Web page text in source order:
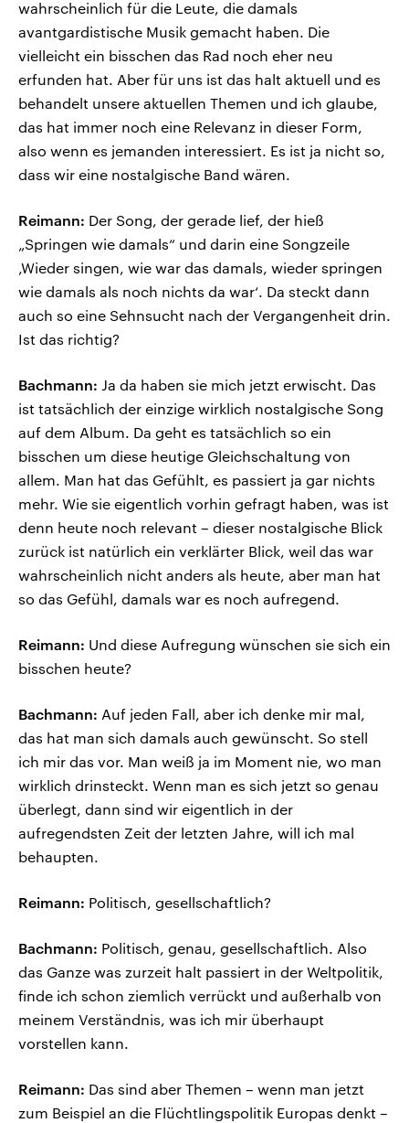
wahrscheinlich für die Leute, die damals
avantgardistische Musik gemacht haben. Die
vielleicht ein bisschen das Rad noch eher neu
erfunden hat. Aber für uns ist das halt aktuell und es
behandelt unsere aktuellen Themen und ich glaube,
das hat immer noch eine Relevanz in dieser Form,
also wenn es jemanden interessiert. Es ist ja nicht so,
dass wir eine nostalgische Band wären.
Reimann: Der Song, der gerade lief, der hieß
„Springen wie damals“ und darin eine Songzeile
‚Wieder singen, wie war das damals, wieder springen
wie damals als noch nichts da war‘. Da steckt dann
auch so eine Sehnsucht nach der Vergangenheit drin.
Ist das richtig?
Bachmann: Ja da haben sie mich jetzt erwischt. Das
ist tatsächlich der einzige wirklich nostalgische Song
auf dem Album. Da geht es tatsächlich so ein
bisschen um diese heutige Gleichschaltung von
allem. Man hat das Gefühlt, es passiert ja gar nichts
mehr. Wie sie eigentlich vorhin gefragt haben, was ist
denn heute noch relevant – dieser nostalgische Blick
zurück ist natürlich ein verklärter Blick, weil das war
wahrscheinlich nicht anders als heute, aber man hat
so das Gefühl, damals war es noch aufregend.
Reimann: Und diese Aufregung wünschen sie sich ein
bisschen heute?
Bachmann: Auf jeden Fall, aber ich denke mir mal,
das hat man sich damals auch gewünscht. So stell
ich mir das vor. Man weiß ja im Moment nie, wo man
wirklich drinsteckt. Wenn man es sich jetzt so genau
überlegt, dann sind wir eigentlich in der
aufregendsten Zeit der letzten Jahre, will ich mal
behaupten.
Reimann: Politisch, gesellschaftlich?
Bachmann: Politisch, genau, gesellschaftlich. Also
das Ganze was zurzeit halt passiert in der Weltpolitik,
finde ich schon ziemlich verrückt und außerhalb von
meinem Verständnis, was ich mir überhaupt
vorstellen kann.
Reimann: Das sind aber Themen – wenn man jetzt
zum Beispiel an die Flüchtlingspolitik Europas denkt –